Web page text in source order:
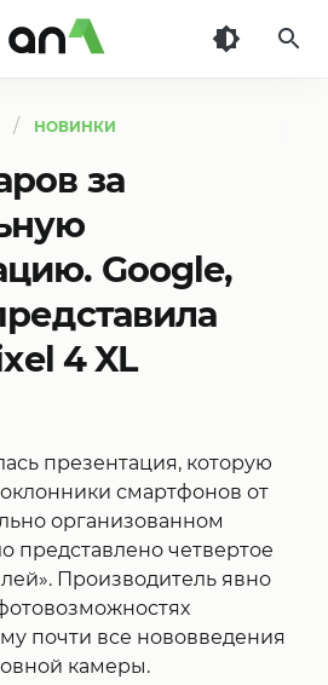
НОВИНКИ
за
Google,
4 XL
презентация, которую
смартфонов от
организованном
представлено четвертое
Производитель явно
почти все нововведения
камеры.